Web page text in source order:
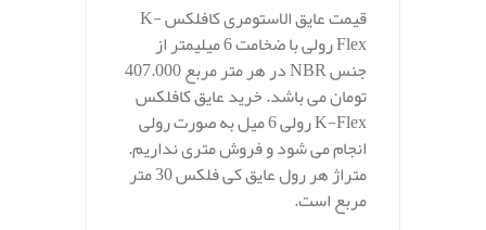
قیمت عایق الاستومری کافلکس K-
Flex رولی با ضخامت 6 میلیمتر از
جنس NBR در هر متر مربع 407.000
تومان می باشد. خرید عایق کافلکس
K-Flex رولی 6 میل به صورت رولی
انجام می شود و فروش متری نداریم.
متراژ هر رول عایق کی فلکس 30 متر
مربع است.